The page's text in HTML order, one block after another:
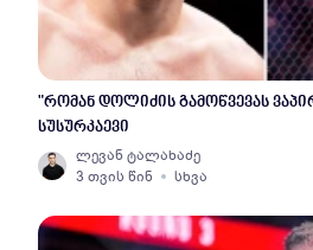
"რომან დოლიძის გამოწვევას
სუსურკაევი
ლევან ტალახაძე
3 თვის წინ
სხვა